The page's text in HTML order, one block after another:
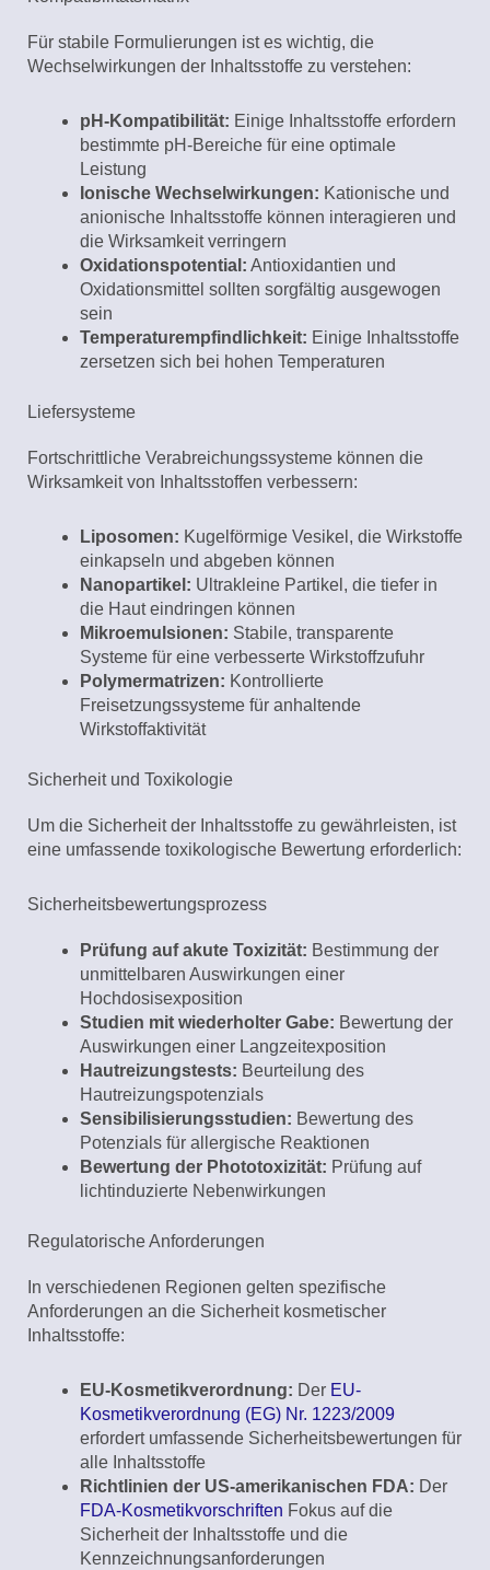
Für stabile Formulierungen ist es wichtig, die
Wechselwirkungen der Inhaltsstoffe zu verstehen:
pH-Kompatibilität: Einige Inhaltsstoffe erfordern
bestimmte pH-Bereiche für eine optimale
Leistung
Ionische Wechselwirkungen: Kationische und
anionische Inhaltsstoffe können interagieren und
die Wirksamkeit verringern
Oxidationspotential: Antioxidantien und
Oxidationsmittel sollten sorgfältig ausgewogen
sein
Temperaturempfindlichkeit: Einige Inhaltsstoffe
zersetzen sich bei hohen Temperaturen
Liefersysteme
Fortschrittliche Verabreichungssysteme können die
Wirksamkeit von Inhaltsstoffen verbessern:
Liposomen: Kugelförmige Vesikel, die Wirkstoffe
einkapseln und abgeben können
Nanopartikel: Ultrakleine Partikel, die tiefer in
die Haut eindringen können
Mikroemulsionen: Stabile, transparente
Systeme für eine verbesserte Wirkstoffzufuhr
Polymermatrizen: Kontrollierte
Freisetzungssysteme für anhaltende
Wirkstoffaktivität
Sicherheit und Toxikologie
Um die Sicherheit der Inhaltsstoffe zu gewährleisten, ist
eine umfassende toxikologische Bewertung erforderlich:
Sicherheitsbewertungsprozess
Prüfung auf akute Toxizität: Bestimmung der
unmittelbaren Auswirkungen einer
Hochdosisexposition
Studien mit wiederholter Gabe: Bewertung der
Auswirkungen einer Langzeitexposition
Hautreizungstests: Beurteilung des
Hautreizungspotenzials
Sensibilisierungsstudien: Bewertung des
Potenzials für allergische Reaktionen
Bewertung der Phototoxizität: Prüfung auf
lichtinduzierte Nebenwirkungen
Regulatorische Anforderungen
In verschiedenen Regionen gelten spezifische
Anforderungen an die Sicherheit kosmetischer
Inhaltsstoffe:
EU-Kosmetikverordnung: Der EU-
Kosmetikverordnung (EG) Nr. 1223/2009
erfordert umfassende Sicherheitsbewertungen für
alle Inhaltsstoffe
Richtlinien der US-amerikanischen FDA: Der
FDA-Kosmetikvorschriften Fokus auf die
Sicherheit der Inhaltsstoffe und die
Kennzeichnungsanforderungen